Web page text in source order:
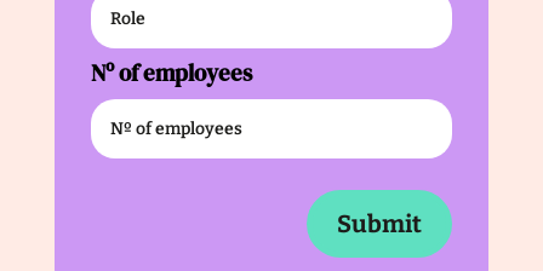
Nº of employees
Submit